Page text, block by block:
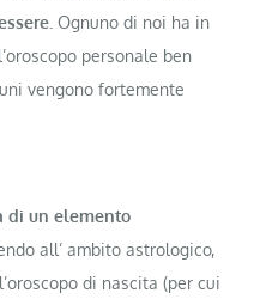
Ognuno di noi ha in
personale ben
vengono fortemente
di un elemento
all’ ambito astrologico,
di nascita (per cui